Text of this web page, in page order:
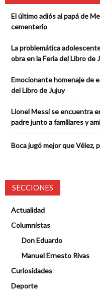
El último adiós al papá de
cementerio
La problemática
obra en la Feria del Libro de
Emocionante homenaje de
del Libro de Jujuy
Lionel Messi se encuentra
padre junto a familiares y
Boca jugó mejor que Vélez,
SECCIONES
Actualidad
Columnistas
Don Eduardo
Manuel Ernesto Rivas
Curiosidades
Deporte